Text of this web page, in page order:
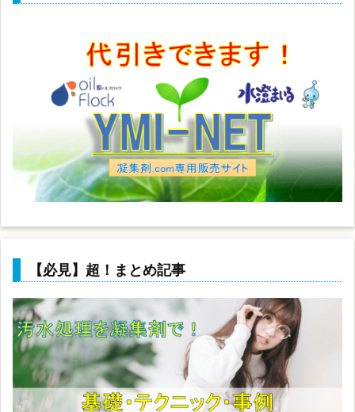
【必見】超！まとめ記事